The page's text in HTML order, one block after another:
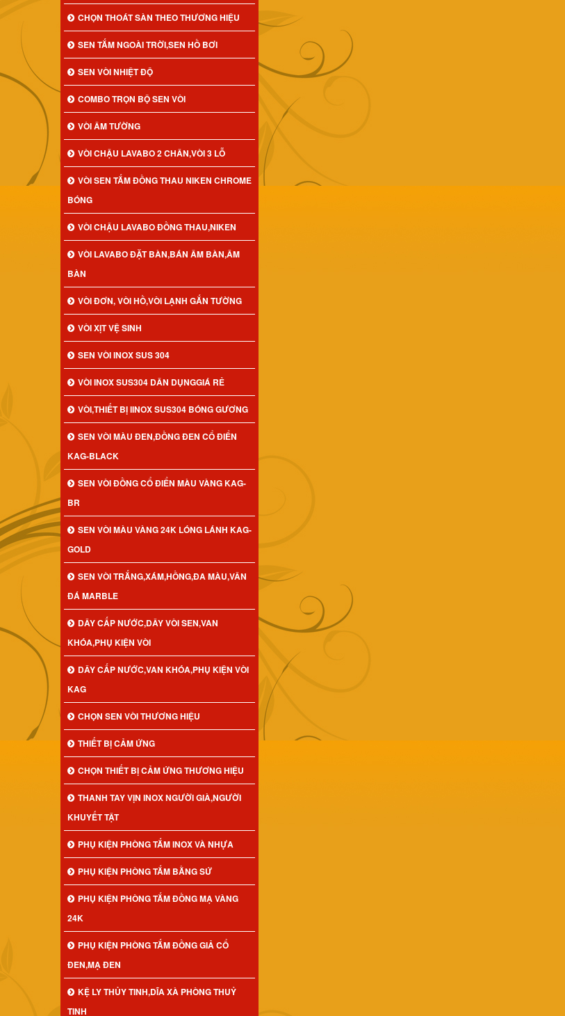
CHỌN THOÁT SÀN THEO THƯƠNG HIỆU
SEN TẮM NGOÀI TRỜI,SEN HỒ BƠI
SEN VÒI NHIỆT ĐỘ
COMBO TRỌN BỘ SEN VÒI
VÒI ÂM TƯỜNG
VÒI CHẬU LAVABO 2 CHÂN,VÒI 3 LỖ
VÒI SEN TẮM ĐỒNG THAU NIKEN CHROME
BÓNG
VÒI CHẬU LAVABO ĐỒNG THAU,NIKEN
VÒI LAVABO ĐẶT BÀN,BÁN ÂM BÀN,ÂM
BÀN
VÒI ĐƠN, VÒI HỒ,VÒI LẠNH GẮN TƯỜNG
VÒI XỊT VỆ SINH
SEN VÒI INOX SUS 304
VÒI INOX SUS304 DÂN DỤNGGIÁ RẺ
VÒI,THIẾT BỊ IINOX SUS304 BÓNG GƯƠNG
SEN VÒI MÀU ĐEN,ĐỒNG ĐEN CỔ ĐIỂN
KAG-BLACK
SEN VÒI ĐỒNG CỔ ĐIỂN MÀU VÀNG KAG-
BR
SEN VÒI MÀU VÀNG 24K LÓNG LÁNH KAG-
GOLD
SEN VÒI TRẮNG,XÁM,HỒNG,ĐA MÀU,VÂN
ĐÁ MARBLE
DÂY CẤP NƯỚC,DÂY VÒI SEN,VAN
KHÓA,PHỤ KIỆN VÒI
DÂY CẤP NƯỚC,VAN KHÓA,PHỤ KIỆN VÒI
KAG
CHỌN SEN VÒI THƯƠNG HIỆU
THIẾT BỊ CẢM ỨNG
CHỌN THIẾT BỊ CẢM ỨNG THƯƠNG HIỆU
THANH TAY VỊN INOX NGƯỜI GIÀ,NGƯỜI
KHUYẾT TẬT
PHỤ KIỆN PHÒNG TẮM INOX VÀ NHỰA
PHỤ KIỆN PHÒNG TẮM BẰNG SỨ
PHỤ KIỆN PHÒNG TẮM ĐỒNG MẠ VÀNG
24K
PHỤ KIỆN PHÒNG TẮM ĐỒNG GIẢ CỔ
ĐEN,MẠ ĐEN
KỆ LY THỦY TINH,DĨA XÀ PHÒNG THUỶ
TINH